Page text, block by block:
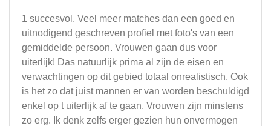
1 succesvol. Veel meer matches dan een goed en
uitnodigend geschreven profiel met foto's van een
gemiddelde persoon. Vrouwen gaan dus voor
uiterlijk! Das natuurlijk prima al zijn de eisen en
verwachtingen op dit gebied totaal onrealistisch. Ook
is het zo dat juist mannen er van worden beschuldigd
enkel op t uiterlijk af te gaan. Vrouwen zijn minstens
zo erg. Ik denk zelfs erger gezien hun onvermogen